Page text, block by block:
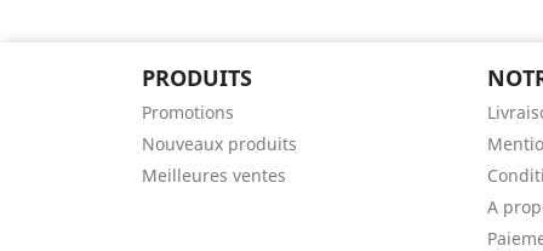
PRODUITS
Promotions
Nouveaux produits
Meilleures ventes
A